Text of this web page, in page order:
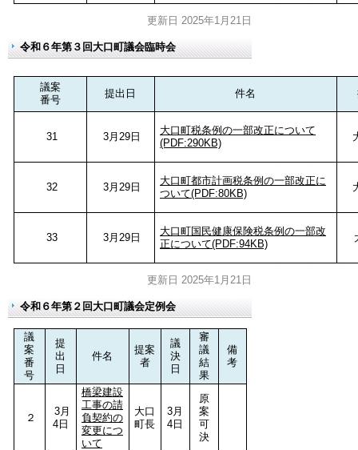
更新日 2025年1月21日
令和６年第３回大口町議会臨時会
議案
番号
提出日 件名
31 3月29日
大口町税条例の一部改正について
(PDF:290KB)
32 3月29日
大口町都市計画税条例の一部改正に
ついて(PDF:80KB)
33 3月29日
大口町国民健康保険税条例の一部改
正について(PDF:94KB)
更新日 2025年1月21日
令和６年第２回大口町議会定例会
議
案
番
号
提
出
日
件名
提案
者
議
決
日
審
議
結
果
備
考
２
3月
4日
橋梁建設
工事の請
負契約の
変更につ
いて
大口
町長
3月
4日
原
案
可
決